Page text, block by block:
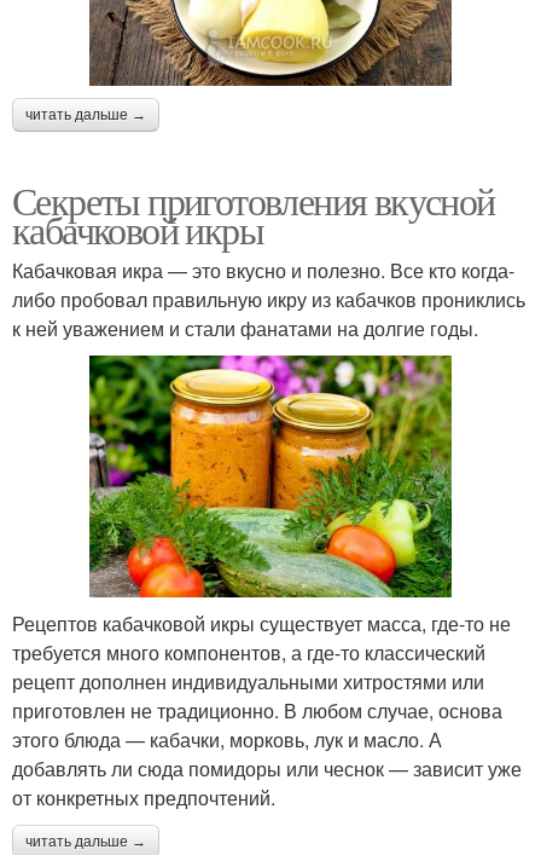
читать дальше →
Секреты приготовления вкусной
кабачковой икры
Кабачковая икра — это вкусно и полезно. Все кто когда-
либо пробовал правильную икру из кабачков прониклись
к ней уважением и стали фанатами на долгие годы.
Рецептов кабачковой икры существует масса, где-то не
требуется много компонентов, а где-то классический
рецепт дополнен индивидуальными хитростями или
приготовлен не традиционно. В любом случае, основа
этого блюда — кабачки, морковь, лук и масло. А
добавлять ли сюда помидоры или чеснок — зависит уже
от конкретных предпочтений.
читать дальше →